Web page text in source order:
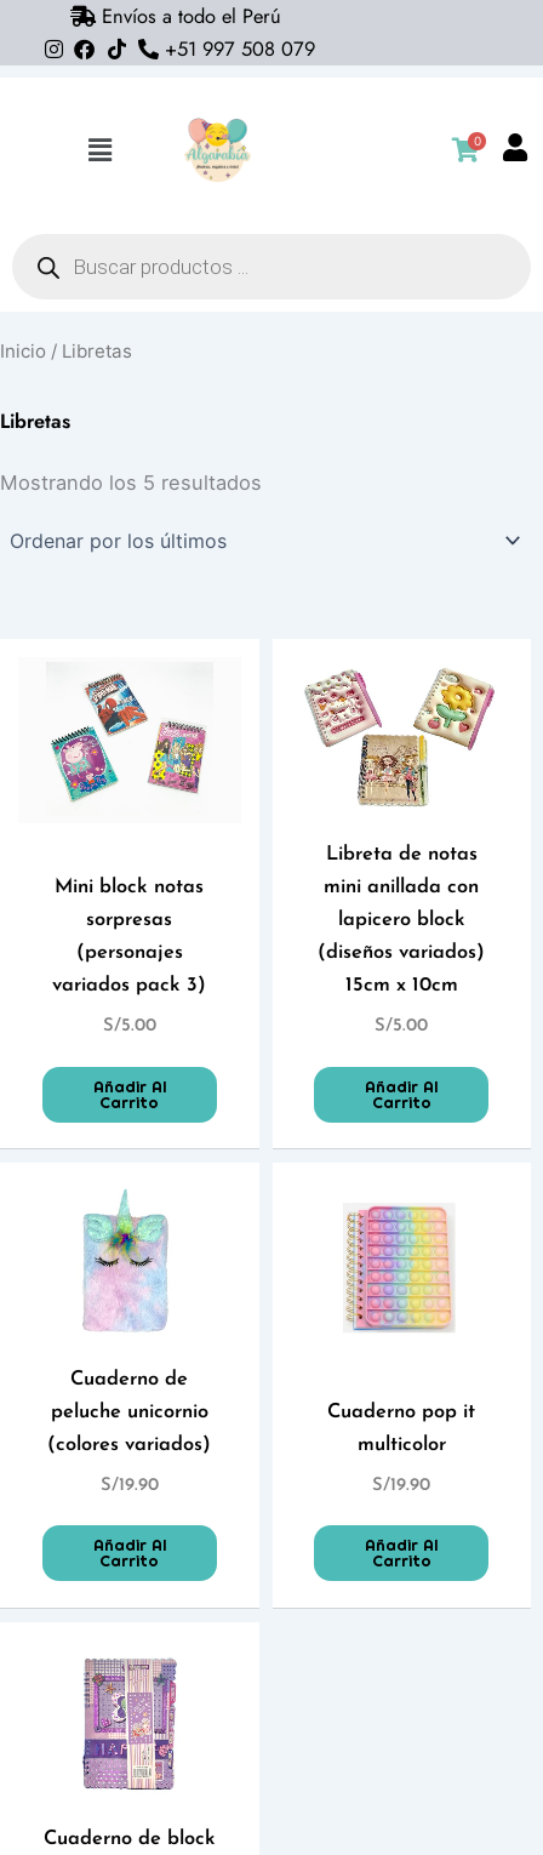
Envíos a todo el Perú
+51 997 508 079
Flyout
0
productos
Inicio / Libretas
Libretas
Mostrando los 5 resultados
Mini block notas
sorpresas
(personajes
variados pack 3)
S/5.00
Añadir Al
Carrito
Libreta de notas
mini anillada con
lapicero block
(diseños variados)
15cm x 10cm
S/5.00
Añadir Al
Carrito
Cuaderno de
peluche unicornio
(colores variados)
S/19.90
Añadir Al
Carrito
Cuaderno pop it
multicolor
S/19.90
Añadir Al
Carrito
Cuaderno de block